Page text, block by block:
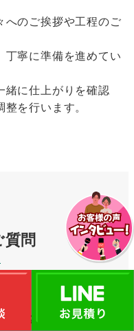
へのご挨拶や工程のご
丁寧に準備を進めてい
緒に仕上がりを確認
を行います。
問
か？